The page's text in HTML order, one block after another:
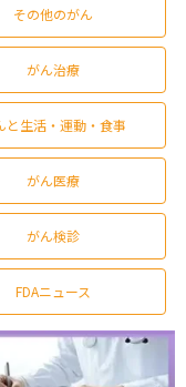
その他のがん
がん治療
と生活・運動・食事
がん医療
がん検診
FDAニュース